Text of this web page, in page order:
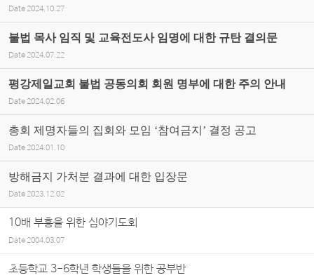
Date 2024.10.27
불법 목사 임직 및 교육전도사 임명에 대한 규탄 결의문
Date 2024.07.22
평강제일교회 불법 공동의회 회원 명부에 대한 주의 안내
Date 2024.02.06
총회 제명자들의 집회와 모임 ‘참여금지’ 결정 공고
Date 2024.01.10
방해금지 가처분 결과에 대한 입장문
Date 2023.12.02
10배 부흥을 위한 심야기도회
Date2004.03.07
초등학교 3-6학년 학생들을 위한 공부반